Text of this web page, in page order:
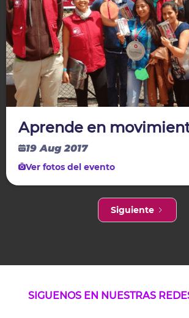
Aprende en
19 Aug 2017
Ver fotos del evento
Siguiente
SIGUENOS EN NUESTRAS